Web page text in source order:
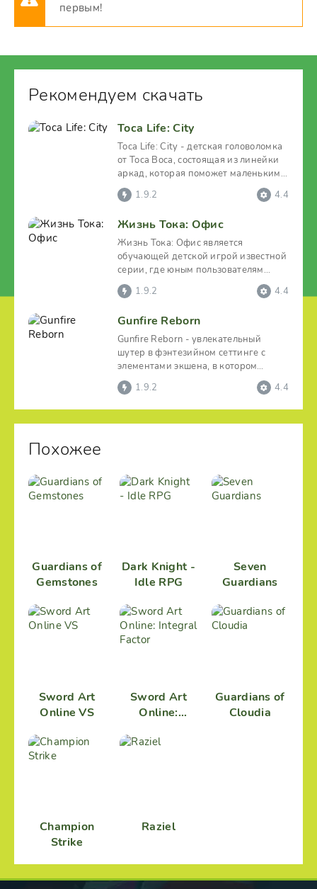
первым!
Рекомендуем скачать
Toca Life: City
Toca Life: City - детская головоломка
от Toca Boca, состоящая из линейки
аркад, которая поможет маленьким
игрокам, не
1.9.2 4.4
Жизнь Тока: Офис
Жизнь Тока: Офис является
обучающей детской игрой известной
серии, где юным пользователям
дается возможность примерить
1.9.2 4.4
Gunfire Reborn
Gunfire Reborn - увлекательный
шутер в фэнтезийном сеттинге с
элементами экшена, в котором
пользователю придется немало
1.9.2 4.4
Похожее
Guardians of
Gemstones
Dark Knight -
Idle RPG
Seven
Guardians
Sword Art
Online VS
Sword Art
Online:
Factor
Guardians of
Cloudia
Champion
Strike
Raziel